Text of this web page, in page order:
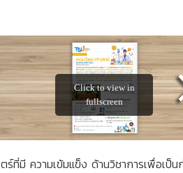
ความเข้มแข็ง ด้านวิชาการเพื่อเป็น